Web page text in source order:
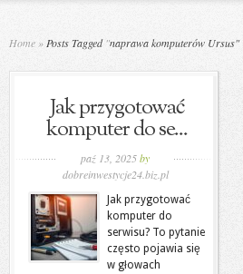
Home » Posts Tagged "naprawa komputerów Ursus"
Jak przygotować
komputer do se...
paź 13, 2025by
dobreinwestycje24.biz.pl
Jak przygotować
komputer do
serwisu? To pytanie
często pojawia się
w głowach